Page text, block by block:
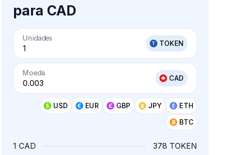
para CAD
Unidades
TOKEN
Moeda
CAD
USD EUR GBP JPY
ETH
BTC
1 CAD 378 TOKEN